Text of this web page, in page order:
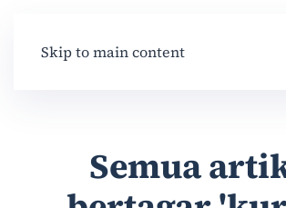
Skip to main content
Semua